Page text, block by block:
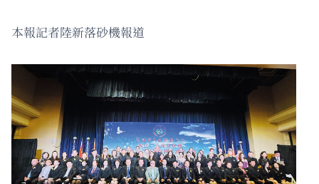
本報記者陸新落砂機報道